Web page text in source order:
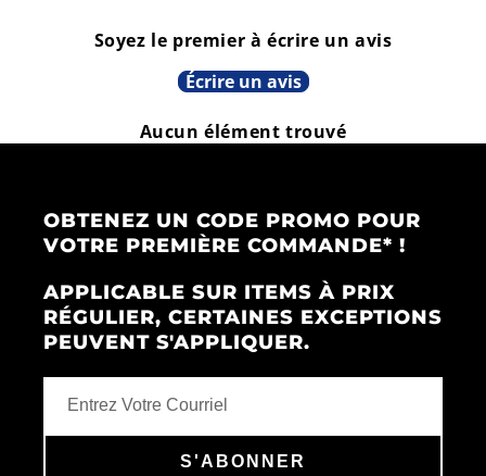
Soyez le premier à écrire un avis
Écrire un avis
Aucun élément trouvé
OBTENEZ UN CODE PROMO POUR
VOTRE PREMIÈRE COMMANDE* !
APPLICABLE SUR ITEMS À PRIX
RÉGULIER, CERTAINES EXCEPTIONS
PEUVENT S'APPLIQUER.
S'ABONNER